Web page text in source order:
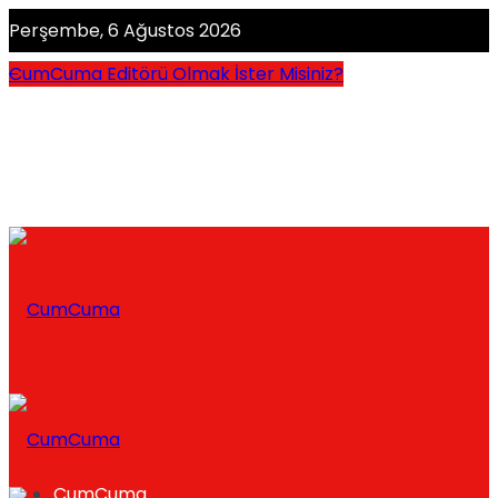
Perşembe, 6 Ağustos 2026
CumCuma Editörü Olmak İster Misiniz?